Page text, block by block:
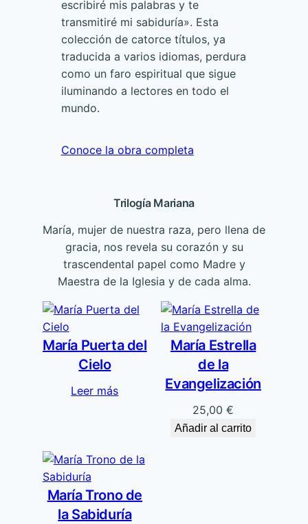
escribiré mis palabras y te
transmitiré mi sabiduría». Esta
colección de catorce títulos, ya
traducida a varios idiomas, perdura
como un faro espiritual que sigue
iluminando a lectores en todo el
mundo.
Conoce la obra completa
Trilogía Mariana
María, mujer de nuestra raza, pero llena de
gracia, nos revela su corazón y su
trascendental papel como Madre y
Maestra de la Iglesia y de cada alma.
María Puerta del
Cielo
Leer más
María Estrella
de la
Evangelización
25,00€
Añadir al carrito
María Trono de
la Sabiduría